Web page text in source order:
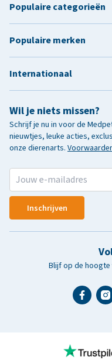
Wil je niets missen?
Schrijf je nu in voor de
nieuwtjes, leuke acties,
onze dierenarts.
Inschrijven
Blijf op de hoogte
Populaire categorieën
Populaire merken
Internationaal